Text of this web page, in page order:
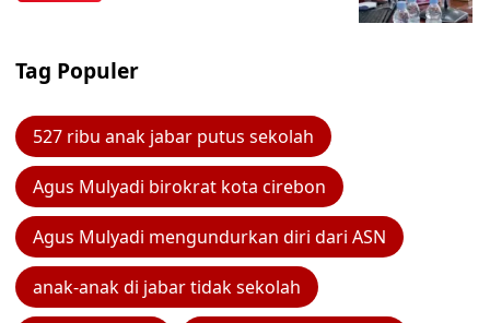
Tag Populer
527 ribu anak jabar putus sekolah
Agus Mulyadi birokrat kota cirebon
Agus Mulyadi mengundurkan diri dari ASN
anak-anak di jabar tidak sekolah